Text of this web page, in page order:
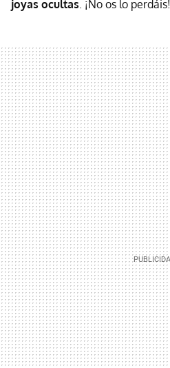
joyas ocultas . ¡No os lo perdáis!